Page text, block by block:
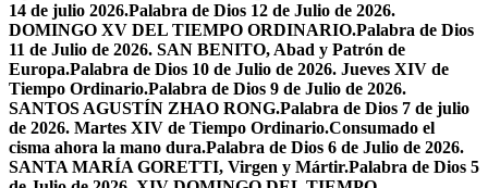
14 de julio 2026.Palabra de Dios 12 de Julio de 2026.
DOMINGO XV DEL TIEMPO ORDINARIO.Palabra de Dios
11 de Julio de 2026. SAN BENITO, Abad y Patrón de
Europa.Palabra de Dios 10 de Julio de 2026. Jueves XIV de
Tiempo Ordinario.Palabra de Dios 9 de Julio de 2026.
SANTOS AGUSTÍN ZHAO RONG.Palabra de Dios 7 de julio
de 2026. Martes XIV de Tiempo Ordinario.Consumado el
cisma ahora la mano dura.Palabra de Dios 6 de Julio de 2026.
SANTA MARÍA GORETTI, Virgen y Mártir.Palabra de Dios 5